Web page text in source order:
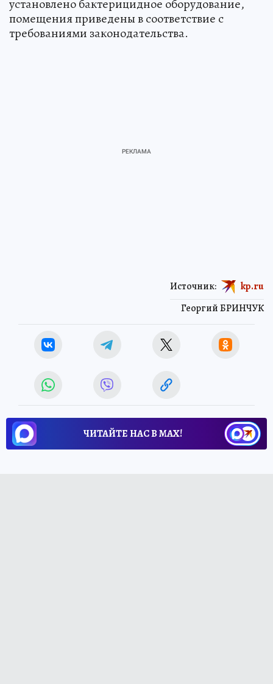
установлено бактерицидное оборудование,
помещения приведены в соответствие с
требованиями законодательства.
Георгий БРИНЧУК
Источник: kp.ru
ЧИТАЙТЕ НАС В МАХ!